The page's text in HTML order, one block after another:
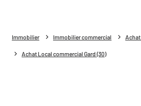
Immobilier Immobilier commercial
Achat Local commercial Gard (30)